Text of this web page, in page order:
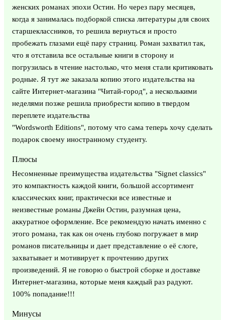
женских романах эпохи Остин. Но через пару месяцев,
когда я занималась подборкой списка литературы для своих
старшеклассников, то решила вернуться и просто
пробежать глазами ещё пару страниц. Роман захватил так,
что я отставила все остальные книги в сторону и
погрузилась в чтение настолько, что меня стали критиковать
родные. Я тут же заказала копию этого издательства на
сайте Интернет-магазина "Читай-город", а несколькими
неделями позже решила приобрести копию в твердом
переплете издательства
"Wordsworth Editions", потому что сама теперь хочу сделать
подарок своему иностранному студенту.
Плюсы
Несомненные преимущества издательства "Signet classics"
это компактность каждой книги, большой ассортимент
классических книг, практически все известные и
неизвестные романы Джейн Остин, разумная цена,
аккуратное оформление. Все рекомендую начать именно с
этого романа, так как он очень глубоко погружает в мир
романов писательницы и дает представление о её слоге,
захватывает и мотивирует к прочтению других
произведений. Я не говорю о быстрой сборке и доставке
Интернет-магазина, которые меня каждый раз радуют.
100% попадание!!!
Минусы